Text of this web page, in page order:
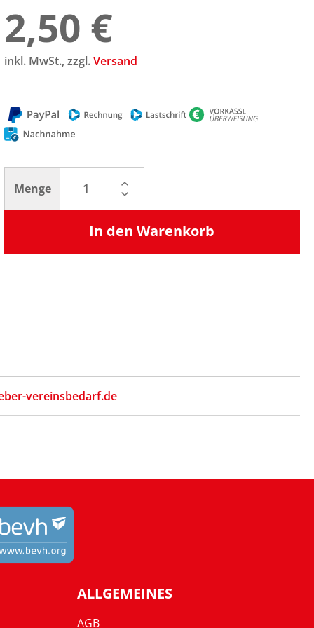
2,50 €
inkl. MwSt., zzgl.Versand
Menge
In den Warenkorb
vereinsbedarf.de
ALLGEMEINES
AGB